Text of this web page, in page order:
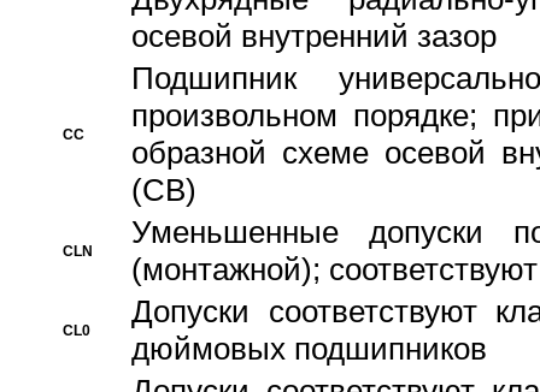
осевой внутренний зазор
CC
Подшипник
произвольном порядке;
образной схеме осевой
(CB)
CLN
Уменьшенные
(монтажной);
CL0
Допуски соответствуют
дюймовых подшипников